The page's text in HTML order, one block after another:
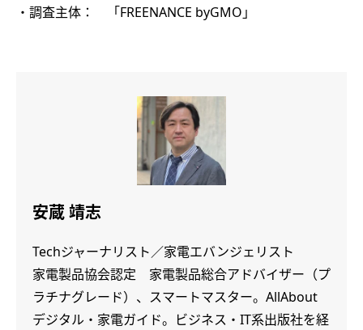
・調査主体： 「FREENANCE byGMO」
安蔵 靖志
Techジャーナリスト／家電エバンジェリスト
家電製品協会認定 家電製品総合アドバイザー（プ
ラチナグレード）、スマートマスター。AllAbout
デジタル・家電ガイド。ビジネス・IT系出版社を経